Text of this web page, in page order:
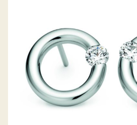
OHRSTECKER